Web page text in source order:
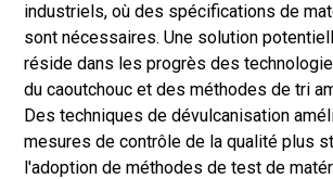
industriels, où des spécifications de
sont nécessaires. Une solution
réside dans les progrès des
du caoutchouc et des méthodes de tri
Des techniques de dévulcanisation
mesures de contrôle de la qualité plus
l'adoption de méthodes de test de